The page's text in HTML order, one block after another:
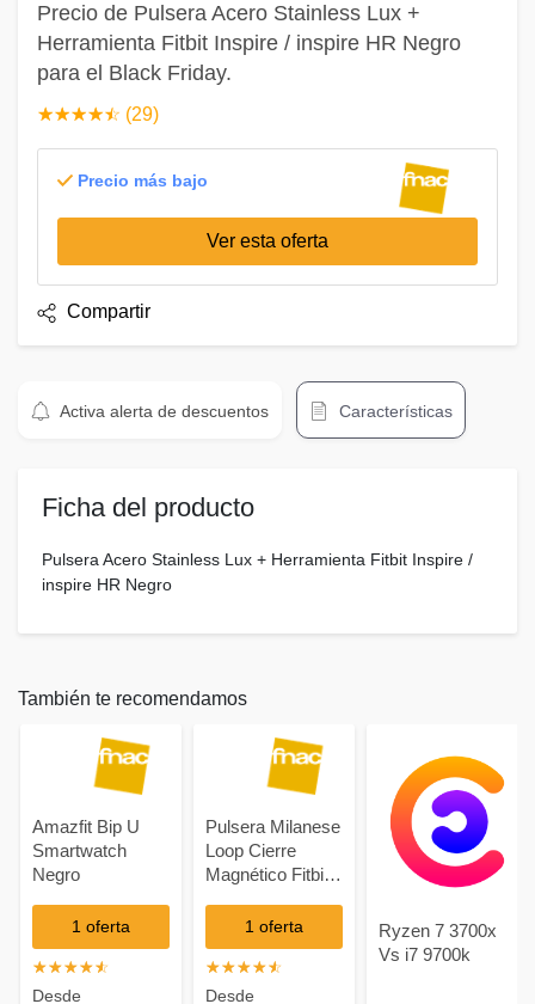
Precio de Pulsera Acero Stainless Lux +
Herramienta Fitbit Inspire / inspire HR Negro
para el Black Friday.
☆☆☆☆☆
★★★★★ (29)
Precio más bajo
Ver esta oferta
Compartir
Activa alerta de descuentos Características
Ficha del producto
Pulsera Acero Stainless Lux + Herramienta Fitbit Inspire /
inspire HR Negro
También te recomendamos
Amazfit Bip U
Smartwatch
Negro
1 oferta
☆☆☆☆☆
★★★★★
Desde
Pulsera Milanese
Loop Cierre
Magnético Fitbit
Alta Ace Negro
1 oferta
☆☆☆☆☆
★★★★★
Desde
Ryzen 7 3700x
Vs i7 9700k